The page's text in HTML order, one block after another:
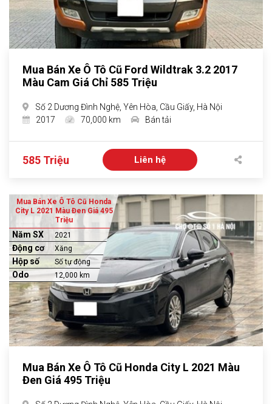
Mua Bán Xe Ô Tô Cũ Ford Wildtrak 3.2 2017
Màu Cam Giá Chỉ 585 Triệu
Số 2 Dương Đình Nghệ, Yên Hòa, Cầu Giấy, Hà Nội
2017
70,000 km Bán tải
585 Triệu Liên hệ
Mua Bán Xe Ô Tô Cũ Honda
City L 2021 Màu Đen Giá 495
Triệu
Năm SX 2021
Động cơ Xăng
Hộp số Số tự động
Odo 12,000 km
Mua Bán Xe Ô Tô Cũ Honda City L 2021 Màu
Đen Giá 495 Triệu